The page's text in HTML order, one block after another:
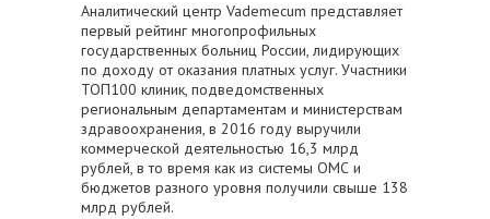
Аналитический центр Vademecum представляет
первый рейтинг многопрофильных
государственных больниц России, лидирующих
по доходу от оказания платных услуг. Участники
ТОП100 клиник, подведомственных
региональным департаментам и министерствам
здравоохранения, в 2016 году выручили
коммерческой деятельностью 16,3 млрд
рублей, в то время как из системы ОМС и
бюджетов разного уровня получили свыше 138
млрд рублей.